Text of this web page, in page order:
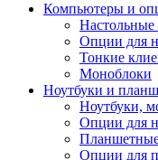
Компьютеры и
Опции для
Тонкие
Моноблоки
Ноутбуки и
Ноутбуки,
Опции для
Опции для